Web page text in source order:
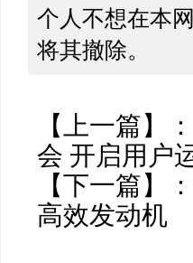
个人不想在本
将其撤除。
【上一篇】：
会 开启用户
【下一篇】：
高效发动机